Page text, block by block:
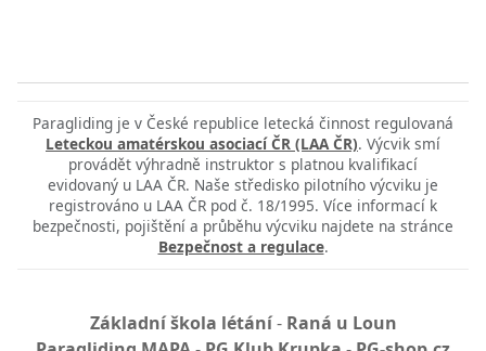
Paragliding je v České republice letecká činnost regulovaná
Leteckou amatérskou asociací ČR (LAA ČR). Výcvik smí
provádět výhradně instruktor s platnou kvalifikací
evidovaný u LAA ČR. Naše středisko pilotního výcviku je
registrováno u LAA ČR pod č. 18/1995. Více informací k
bezpečnosti, pojištění a průběhu výcviku najdete na stránce
Bezpečnost a regulace.
Základní škola létání- Raná u Loun